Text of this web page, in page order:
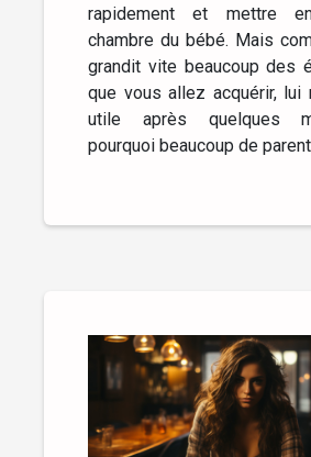
rapidement et mettre
chambre du bébé. Mais
grandit vite beaucoup des
que vous allez acquérir, lui
utile après quelques
pourquoi beaucoup de